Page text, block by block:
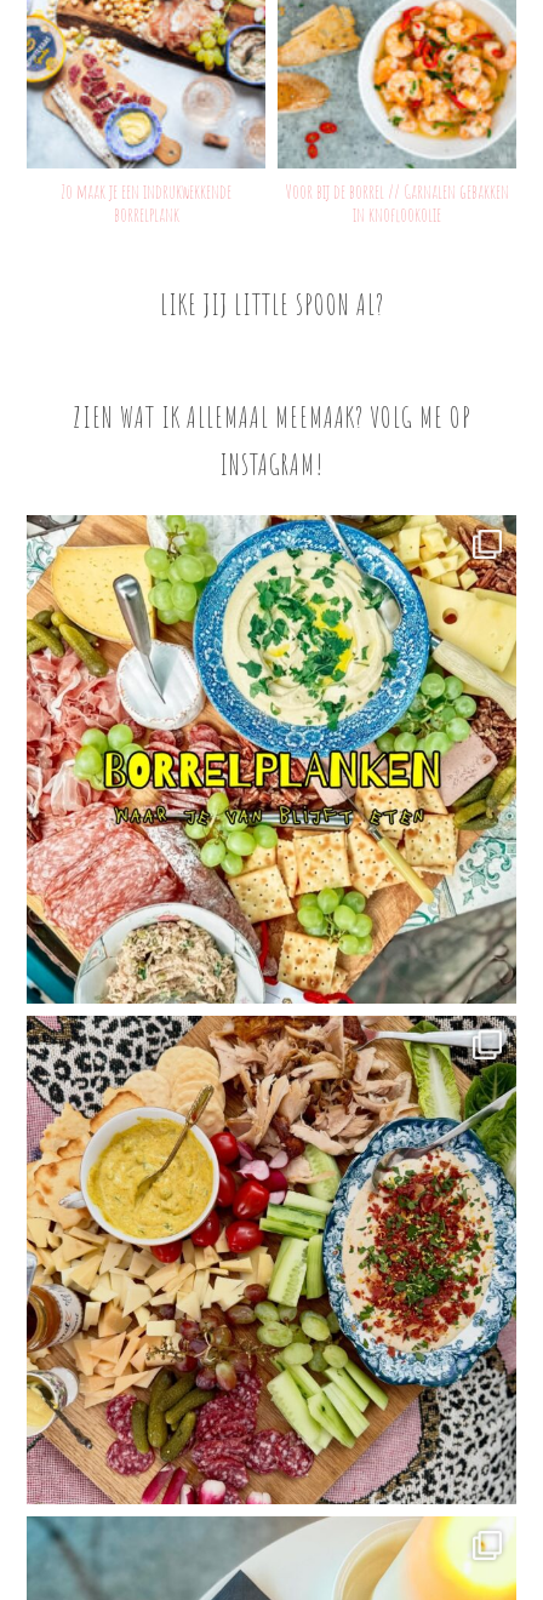
Zo maak je een indrukwekkende
borrelplank
Voor bij de borrel // Garnalen gebakken
in knoflookolie
LIKE JIJ LITTLE SPOON AL?
ZIEN WAT IK ALLEMAAL MEEMAAK? VOLG ME OP
INSTAGRAM!